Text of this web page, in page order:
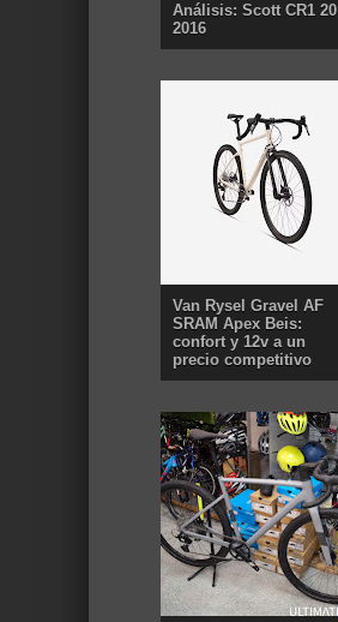
Análisis: Scott CR1 20
2016
Van Rysel Gravel AF
SRAM Apex Beis:
confort y 12v a un
precio competitivo